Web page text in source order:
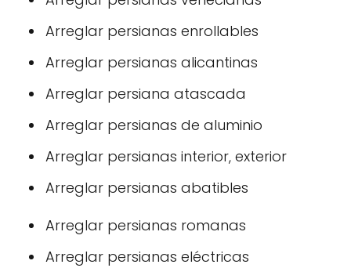
Arreglar persianas enrollables
Arreglar persianas alicantinas
Arreglar persiana atascada
Arreglar persianas de aluminio
Arreglar persianas interior, exterior
Arreglar persianas abatibles
Arreglar persianas romanas
Arreglar persianas eléctricas